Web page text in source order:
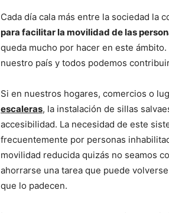
Cada día cala más entre la sociedad la
para facilitar la movilidad de las
queda mucho por hacer en este
nuestro país y todos podemos
Si en nuestros hogares, comercios o
escaleras, la instalación de sillas
accesibilidad. La necesidad de este
frecuentemente por personas
movilidad reducida quizás no seamos
ahorrarse una tarea que puede
que lo padecen.